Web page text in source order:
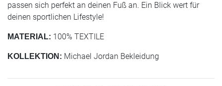
passen sich perfekt an deinen Fuß an. Ein Blick wert für
deinen sportlichen Lifestyle!
MATERIAL: 100% TEXTILE
KOLLEKTION: Michael Jordan Bekleidung